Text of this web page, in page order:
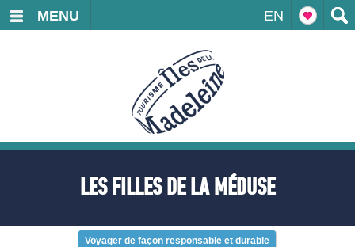
EN
MENU
LES FILLES DE LA MÉDUSE
Voyager de façon responsable et durable